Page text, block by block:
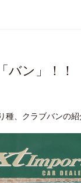
バン」！！
種、クラブバンの紹